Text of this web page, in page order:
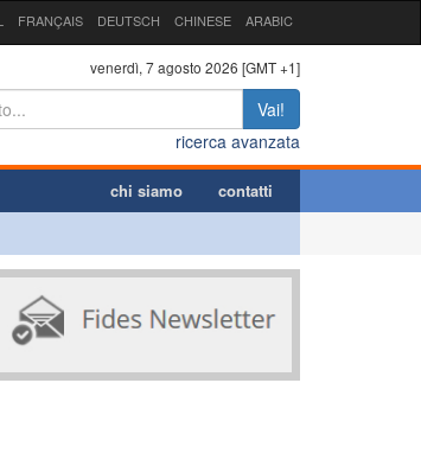
FRANÇAIS DEUTSCH CHINESE ARABIC
venerdì, 7 agosto 2026 [GMT +1]
Vai!
ricerca avanzata
chi siamo contatti